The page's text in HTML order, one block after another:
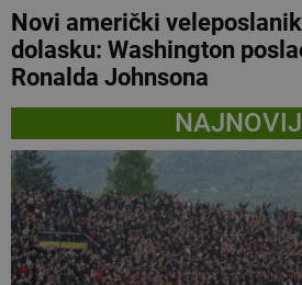
Novi američki
dolasku: Washington
Ronalda Johnsona